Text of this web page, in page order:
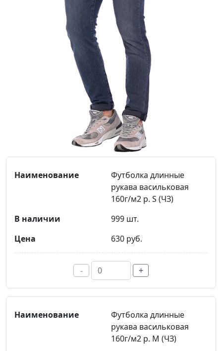
Футболка длинные
рукава васильковая
160г/м2 р. S (ЧЗ)
999 шт.
630 руб.
- +
Футболка длинные
рукава васильковая
160г/м2 р. M (ЧЗ)